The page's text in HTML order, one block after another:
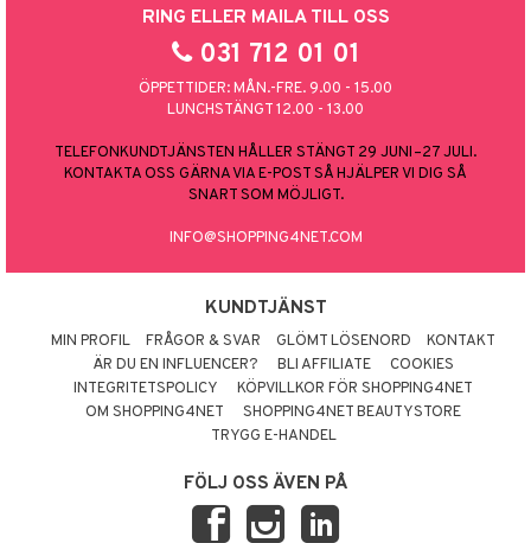
RING ELLER MAILA TILL OSS
031 712 01 01
ÖPPETTIDER: MÅN.-FRE. 9.00 - 15.00
LUNCHSTÄNGT 12.00 - 13.00
TELEFONKUNDTJÄNSTEN HÅLLER STÄNGT 29 JUNI–27 JULI.
KONTAKTA OSS GÄRNA VIA E-POST SÅ HJÄLPER VI DIG SÅ
SNART SOM MÖJLIGT.
INFO@SHOPPING4NET.COM
KUNDTJÄNST
MIN PROFIL FRÅGOR & SVAR GLÖMT LÖSENORD
KONTAKT
ÄR DU EN INFLUENCER?
BLI AFFILIATE
COOKIES
INTEGRITETSPOLICY
KÖPVILLKOR FÖR SHOPPING4NET
OM SHOPPING4NET
SHOPPING4NET BEAUTYSTORE
TRYGG E-HANDEL
FÖLJ OSS ÄVEN PÅ